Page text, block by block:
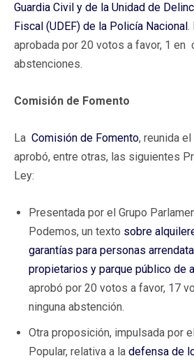
Guardia Civil y de la Unidad de
Fiscal (UDEF) de la Policía Nacional.
aprobada por 20 votos a favor, 1 en
abstenciones.
Comisión de Fomento
La Comisión de Fomento, reunida
aprobó, entre otras, las siguientes
Ley:
Presentada por el Grupo
Podemos, un texto sobre
garantías para personas
propietarios y parque público de
aprobó por 20 votos a favor, 17
ninguna abstención.
Otra proposición, impulsada por
Popular, relativa a la defensa de